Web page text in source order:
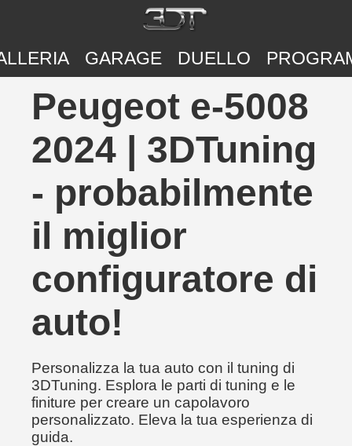
GARAGE DUELLO
Peugeot e-5008
2024 | 3DTuning
- probabilmente
il miglior
configuratore di
auto!
Personalizza la tua auto con il tuning di
3DTuning. Esplora le parti di tuning e le
finiture per creare un capolavoro
personalizzato. Eleva la tua esperienza di
guida.